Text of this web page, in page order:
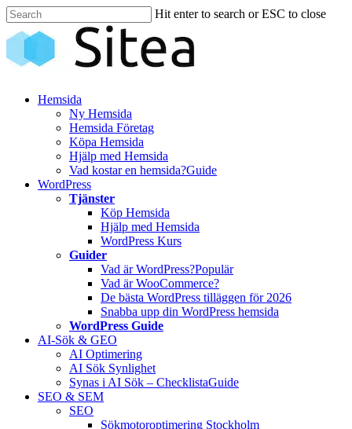
Skip
to
main
content
Hit enter to search or ESC to close
Close
Search
InnehållHemsida
Ny Hemsida
Hemsida Företag
Köpa Hemsida
Hjälp med Hemsida
Vad kostar en hemsida?Guide
WordPress
Tjänster
Köp Hemsida
Hjälp med Hemsida
WordPress Kurs
Guider
Vad är WordPress?Populär
Vad är WooCommerce?
De bästa WordPress tilläggen för 2026
Snabba upp din WordPress hemsida
WordPress Guide
AI-Sök & GEO
AI Optimering
AI Sök Synlighet
Synas i AI Sök – ChecklistaGuide
SEO & SEM
SEO
Sökmotoroptimering Stockholm